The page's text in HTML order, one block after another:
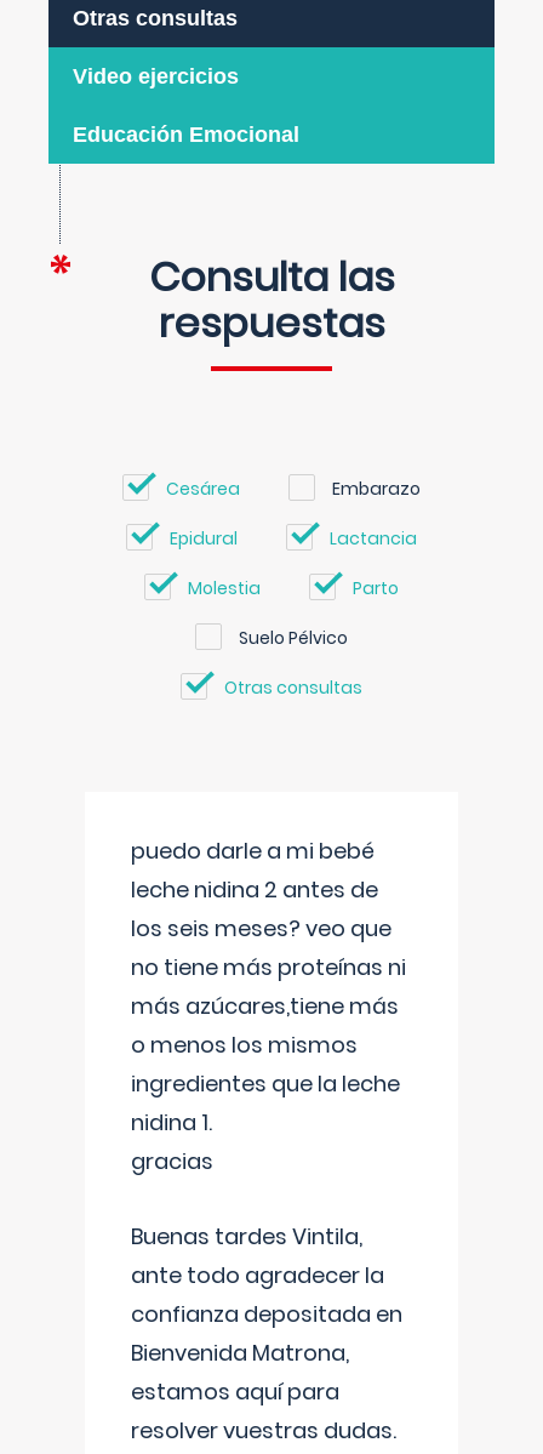
Otras consultas
Video ejercicios
Educación Emocional
Consulta las
respuestas
Cesárea Embarazo
Epidural Lactancia
Molestia Parto
Suelo Pélvico
Otras consultas
puedo darle a mi bebé
leche nidina 2 antes de
los seis meses? veo que
no tiene más proteínas ni
más azúcares,tiene más
o menos los mismos
ingredientes que la leche
nidina 1.
gracias
Buenas tardes Vintila,
ante todo agradecer la
confianza depositada en
Bienvenida Matrona,
estamos aquí para
resolver vuestras dudas.